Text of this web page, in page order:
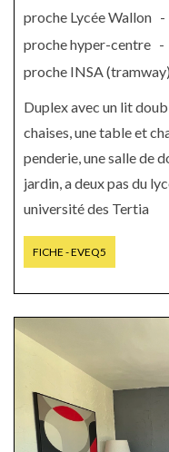
proche Lycée Wallon -
proche hyper-centre -
proche INSA (tramway)
Duplex avec un lit
chaises, une table et
penderie, une salle de
jardin, a deux pas du
université des Tertia
FICHE - EVEQ5